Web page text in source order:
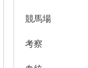
競馬場
考察